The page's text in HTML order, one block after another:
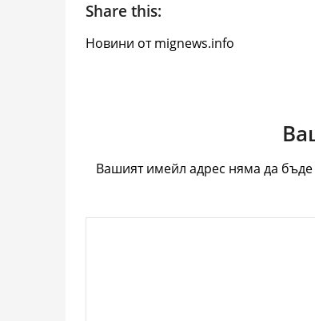
Share this:
Новини от mignews.info
Вашият имейл адрес няма да бъде